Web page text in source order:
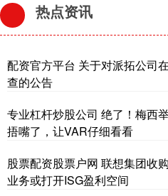
热点资讯
配资官方平台 关于对派拓公司
查的公告
专业杠杆炒股公司 绝了！梅西
捂嘴了，让VAR仔细看看
股票配资股票户网 联想集团收
业务或打开ISG盈利空间